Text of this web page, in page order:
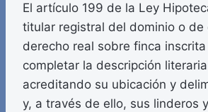
El artículo 199 de la Ley
titular registral del dominio o de
derecho real sobre finca
completar la descripción
acreditando su ubicación y
y, a través de ello, sus linderos